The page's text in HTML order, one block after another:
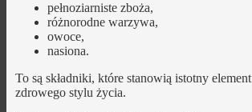
pełnoziarniste zboża,
różnorodne warzywa,
owoce,
nasiona.
To są składniki, które stanowią istotny element
zdrowego stylu życia.